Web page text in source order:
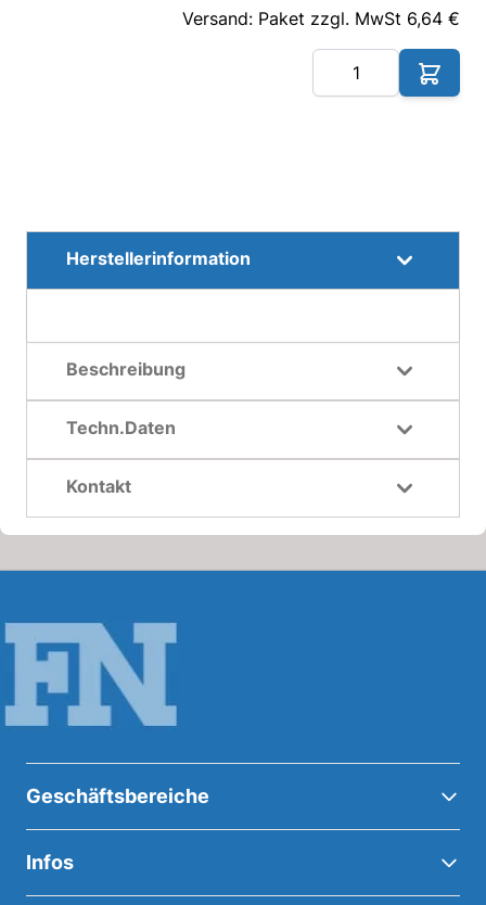
Versand: Paket zzgl. MwSt 6,64 €
Herstellerinformation
Beschreibung
Techn.Daten
Kontakt
Geschäftsbereiche
Infos